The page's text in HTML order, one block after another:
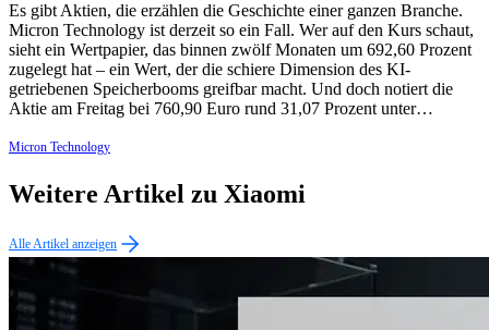
Es gibt Aktien, die erzählen die Geschichte einer ganzen Branche.
Micron Technology ist derzeit so ein Fall. Wer auf den Kurs schaut,
sieht ein Wertpapier, das binnen zwölf Monaten um 692,60 Prozent
zugelegt hat – ein Wert, der die schiere Dimension des KI-
getriebenen Speicherbooms greifbar macht. Und doch notiert die
Aktie am Freitag bei 760,90 Euro rund 31,07 Prozent unter…
Micron Technology
Weitere Artikel zu Xiaomi
Alle Artikel anzeigen